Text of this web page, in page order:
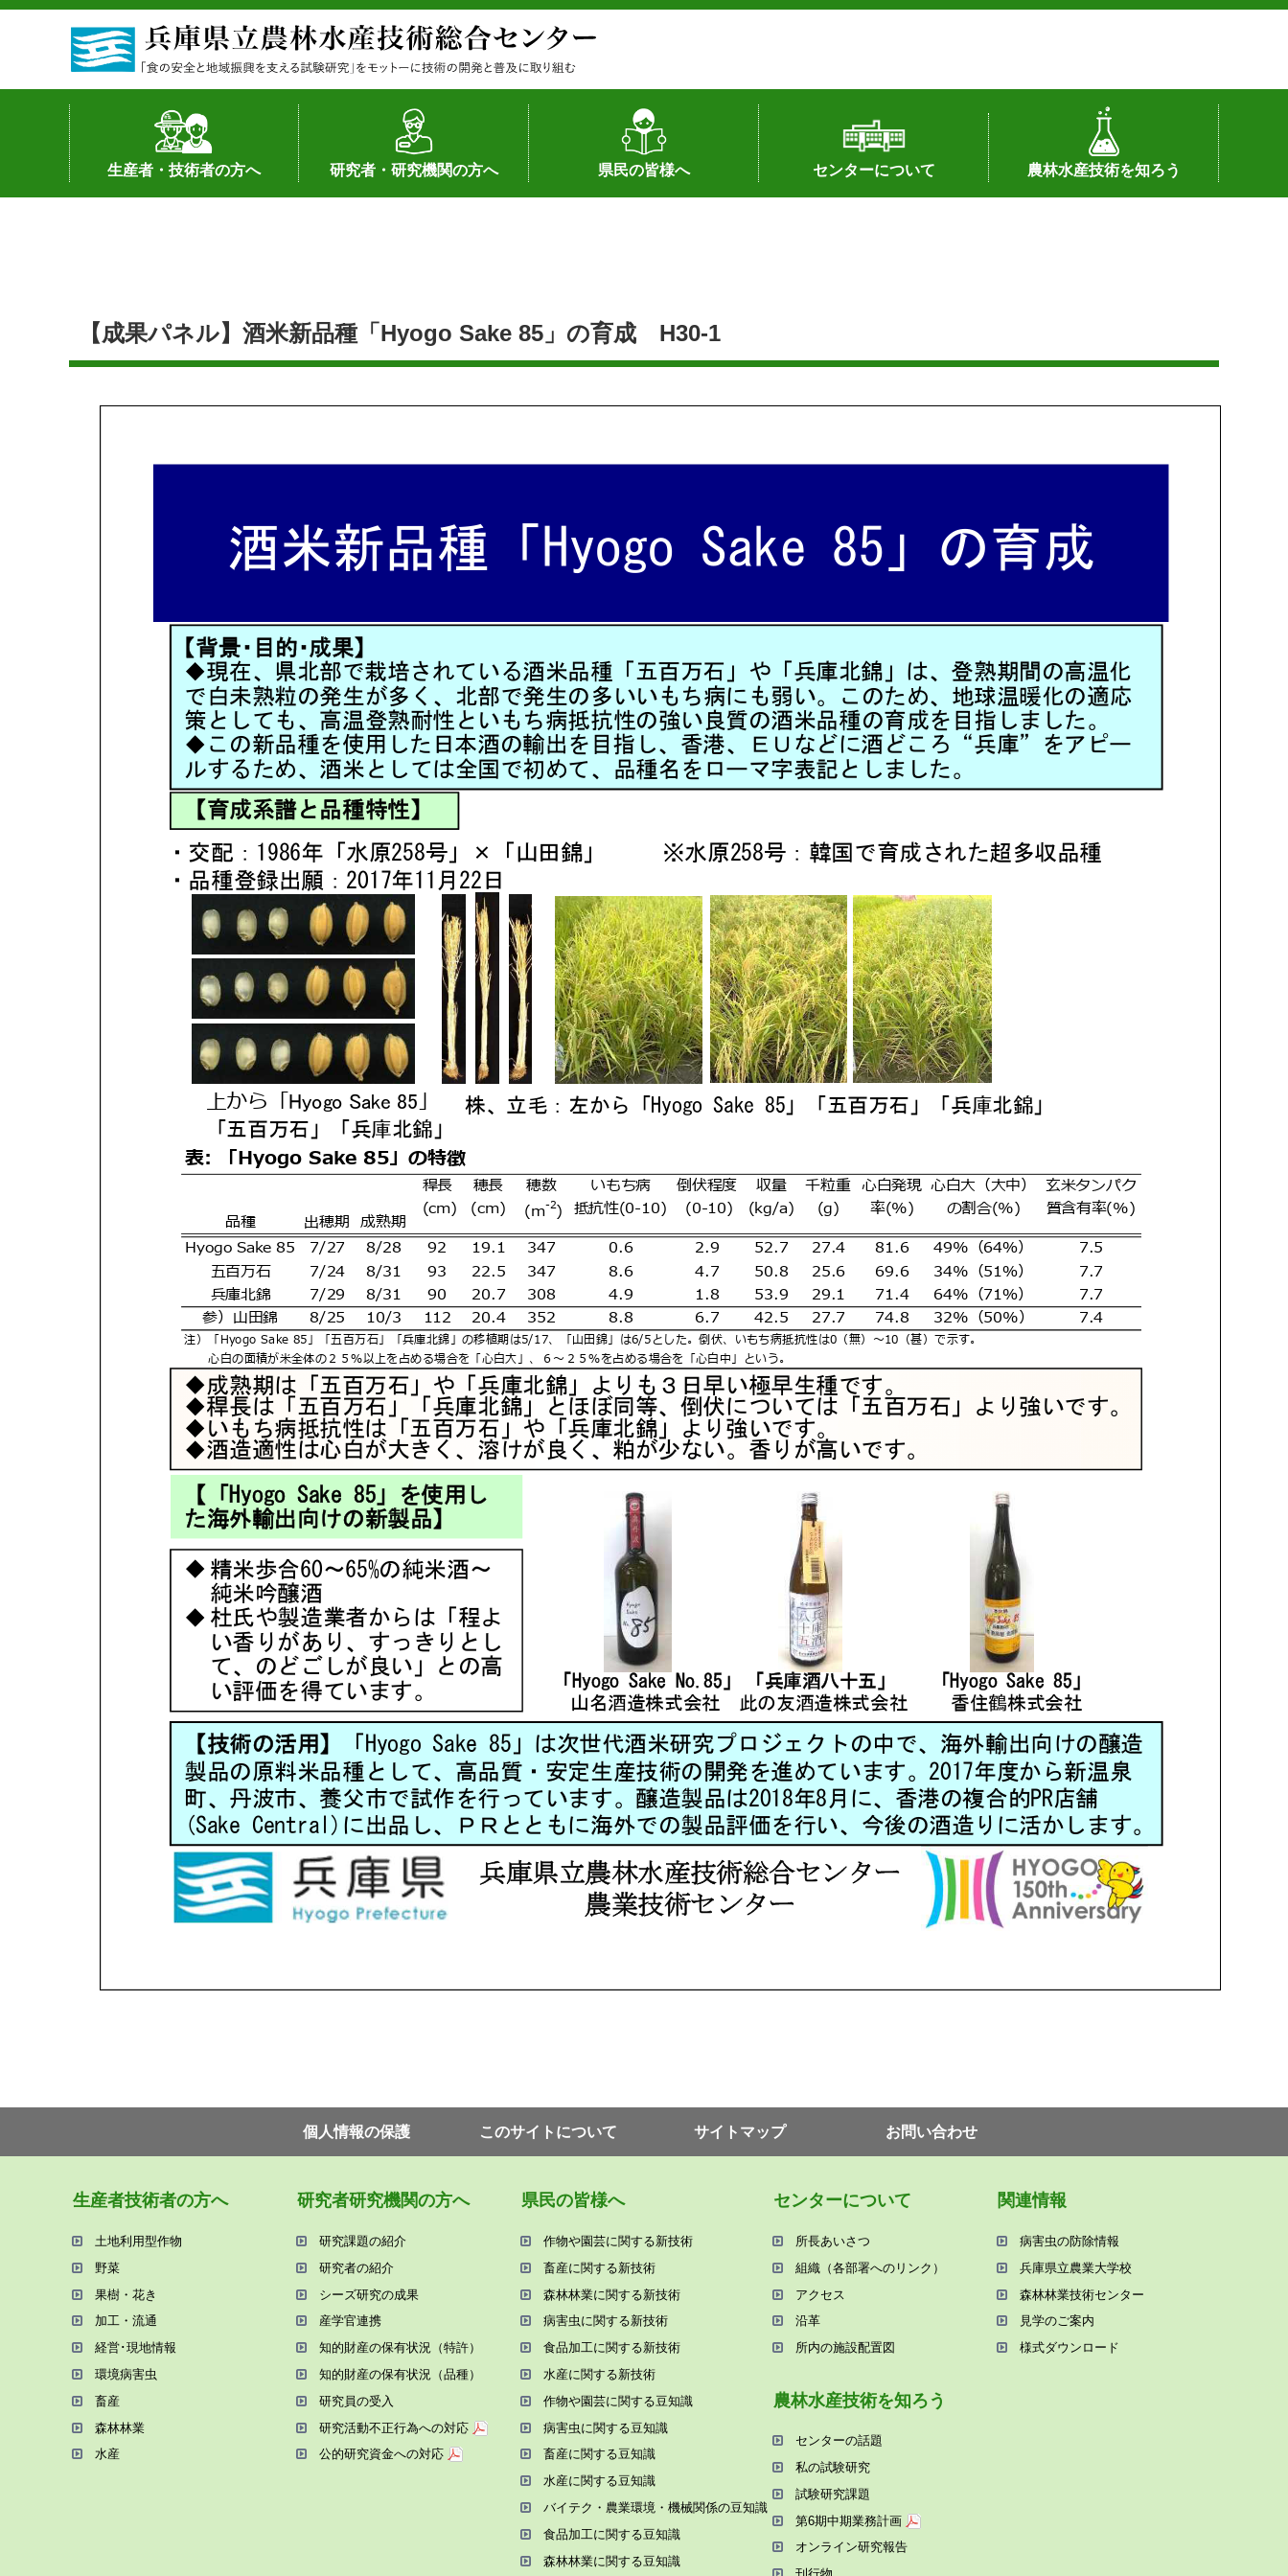
生産者・技術者の方へ
土地利用型作物
野菜
果樹・花き
加工・流通
経営･現地情報
環境病害虫
畜産
森林林業
水産
基幹種雄牛の紹介
研究者・研究機関の方へ
研究者の紹介
シーズ研究の成果
産学官連携
知的財産の保有状況（特許）
知的財産の保有状況（品種）
研究員の受入
研究活動不正行為への対応
公的研究資金への対応
県民の皆様へ
作物や園芸に関する新技術
畜産に関する新技術
森林林業に関する新技術
病害虫に関する新技術
食品加工に関する新技術
水産に関する新技術
作物や園芸に関する豆知識
病害虫に関する豆知識
畜産に関する豆知識
水産に関する豆知識
バイテク・農業環境・機械関係
食品加工に関する豆知識
森林林業に関する豆知識
センターについて
所長あいさつ
組織（各部署へのリンク）
アクセス
沿革
所内の施設配置図
農林水産技術を知ろう
センターの話題
私の試験研究
試験研究課題
第6期中期業務計画
オンライン研究報告
刊行物
知的財産に関する相談窓口
【成果パネル】酒米新品種「Hyogo Sake 85」の育成 H30-1
個⼈情報の保護 このサイトについて サイトマップ お問い合わせ
⽣産者技術者の⽅へ
⼟地利⽤型作物
野菜
果樹・花き
加⼯・流通
経営･現地情報
環境病害⾍
畜産
森林林業
⽔産
研究者研究機関の⽅へ
研究課題の紹介
研究者の紹介
シーズ研究の成果
産学官連携
知的財産の保有状況（特許）
知的財産の保有状況（品種）
研究員の受⼊
研究活動不正⾏為への対応
公的研究資金への対応
県⺠の皆様へ
作物や園芸に関する新技術
畜産に関する新技術
森林林業に関する新技術
病害⾍に関する新技術
⾷品加⼯に関する新技術
⽔産に関する新技術
作物や園芸に関する⾖知識
病害⾍に関する⾖知識
畜産に関する⾖知識
⽔産に関する⾖知識
バイテク・農業環境・機械関係の⾖知識
⾷品加⼯に関する⾖知識
森林林業に関する⾖知識
センターについて
所⻑あいさつ
組織（各部署へのリンク）
アクセス
沿⾰
所内の施設配置図
農林⽔産技術を知ろう
センターの話題
私の試験研究
試験研究課題
第6期中期業務計画
オンライン研究報告
関連情報
病害⾍の防除情報
兵庫県⽴農業⼤学校
森林林業技術センター
⾒学のご案内
様式ダウンロード